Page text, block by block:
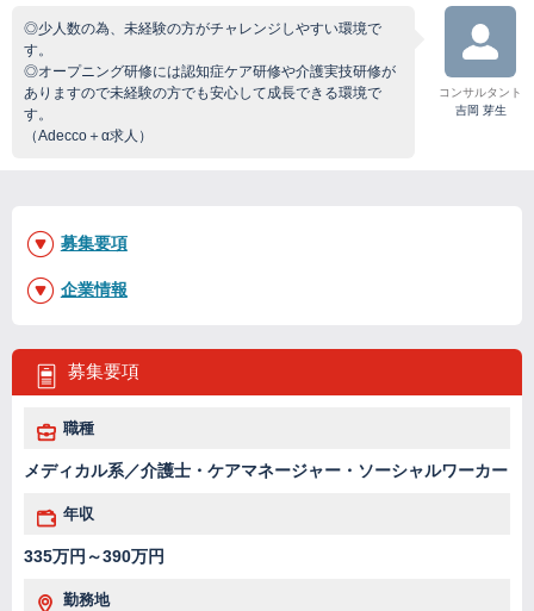
◎少人数の為、未経験の方がチャレンジしやすい環境で
す。
◎オープニング研修には認知症ケア研修や介護実技研修が
ありますので未経験の方でも安心して成長できる環境で
す。
（Adecco＋α求人）
コンサルタント
吉岡 芽生
募集要項
職種
メディカル系／介護士・ケアマネージャー・ソーシャルワーカー
年収
335万円～390万円
勤務地
募集要項
企業情報